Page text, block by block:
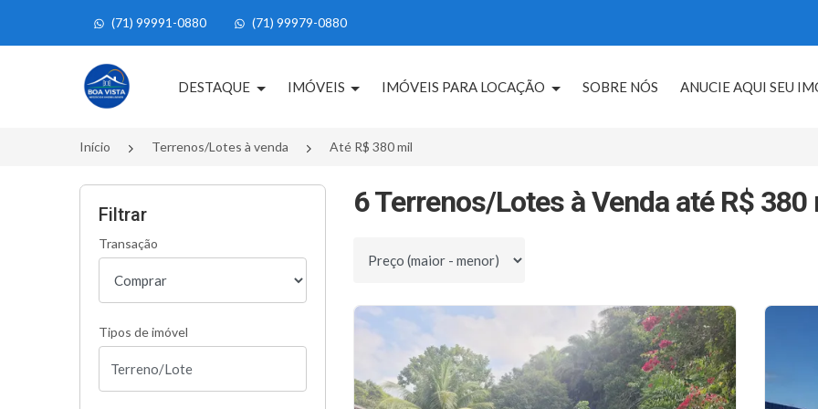
(71) 99991-0880 (71) 99979-0880
Página inicial
DESTAQUE IMÓVEIS IMÓVEIS PARA LOCAÇÃO SOBRE NÓS ANUCIE AQUI SEU
Início Terrenos/Lotes à venda Até R$ 380 mil
Filtrar
Transação
Tipos de imóvel
6 Terrenos/Lotes à Venda até R$ 380
Ordenar por